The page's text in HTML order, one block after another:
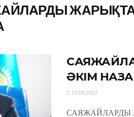
ӘКІМ
19.04.2022
САЯЖАЙЛАРДЫ